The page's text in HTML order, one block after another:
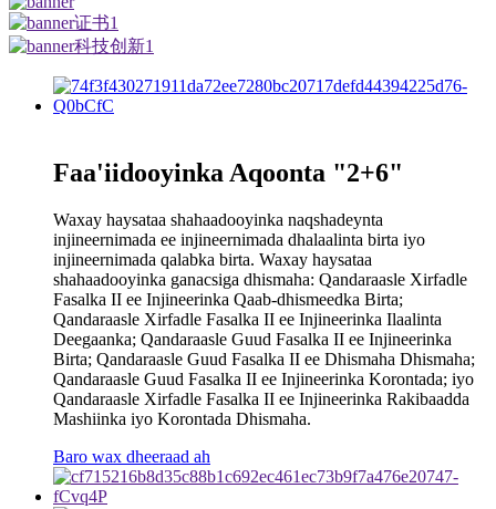
Faa'iidooyinka Aqoonta "2+6"
Waxay haysataa shahaadooyinka naqshadeynta
injineernimada ee injineernimada dhalaalinta birta iyo
injineernimada qalabka birta. Waxay haysataa
shahaadooyinka ganacsiga dhismaha: Qandaraasle Xirfadle
Fasalka II ee Injineerinka Qaab-dhismeedka Birta;
Qandaraasle Xirfadle Fasalka II ee Injineerinka Ilaalinta
Deegaanka; Qandaraasle Guud Fasalka II ee Injineerinka
Birta; Qandaraasle Guud Fasalka II ee Dhismaha Dhismaha;
Qandaraasle Guud Fasalka II ee Injineerinka Korontada; iyo
Qandaraasle Xirfadle Fasalka II ee Injineerinka Rakibaadda
Mashiinka iyo Korontada Dhismaha.
Baro wax dheeraad ah